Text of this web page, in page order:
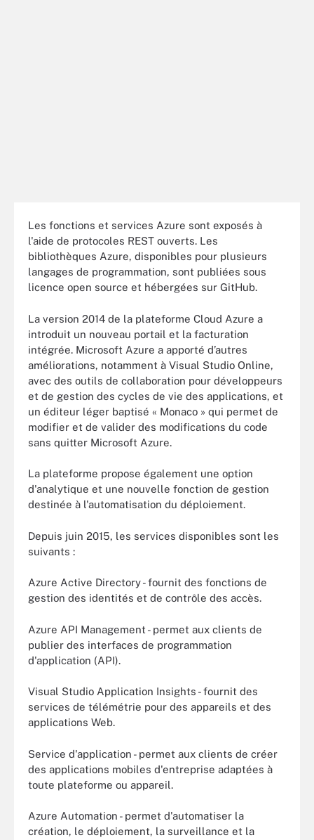
Les fonctions et services Azure sont exposés à
l'aide de protocoles REST ouverts. Les
bibliothèques Azure, disponibles pour plusieurs
langages de programmation, sont publiées sous
licence open source et hébergées sur GitHub.
La version 2014 de la plateforme Cloud Azure a
introduit un nouveau portail et la facturation
intégrée. Microsoft Azure a apporté d’autres
améliorations, notamment à Visual Studio Online,
avec des outils de collaboration pour développeurs
et de gestion des cycles de vie des applications, et
un éditeur léger baptisé « Monaco » qui permet de
modifier et de valider des modifications du code
sans quitter Microsoft Azure.
La plateforme propose également une option
d'analytique et une nouvelle fonction de gestion
destinée à l'automatisation du déploiement.
Depuis juin 2015, les services disponibles sont les
suivants :
Azure Active Directory - fournit des fonctions de
gestion des identités et de contrôle des accès.
Azure API Management - permet aux clients de
publier des interfaces de programmation
d'application (API).
Visual Studio Application Insights - fournit des
services de télémétrie pour des appareils et des
applications Web.
Service d'application - permet aux clients de créer
des applications mobiles d'entreprise adaptées à
toute plateforme ou appareil.
Azure Automation - permet d'automatiser la
création, le déploiement, la surveillance et la